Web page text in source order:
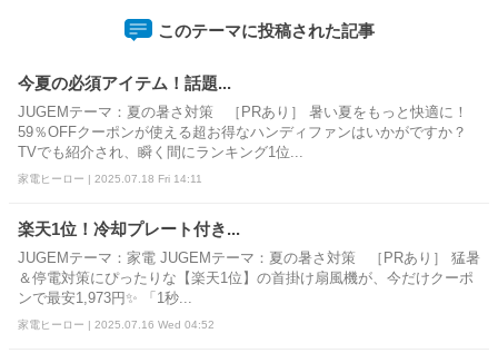
このテーマに投稿された記事
今夏の必須アイテム！話題...
JUGEMテーマ：夏の暑さ対策 ［PRあり］ 暑い夏をもっと快適に！
59％OFFクーポンが使える超お得なハンディファンはいかがですか？
TVでも紹介され、瞬く間にランキング1位...
家電ヒーロー | 2025.07.18 Fri 14:11
楽天1位！冷却プレート付き...
JUGEMテーマ：家電 JUGEMテーマ：夏の暑さ対策 ［PRあり］ 猛暑
＆停電対策にぴったりな【楽天1位】の首掛け扇風機が、今だけクーポ
ンで最安1,973円✨ 「1秒...
家電ヒーロー | 2025.07.16 Wed 04:52